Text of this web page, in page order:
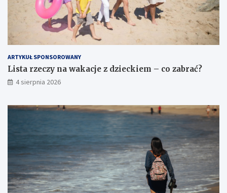
ARTYKUŁ SPONSOROWANY
Lista rzeczy na wakacje z dzieckiem – co zabrać?
4 sierpnia 2026